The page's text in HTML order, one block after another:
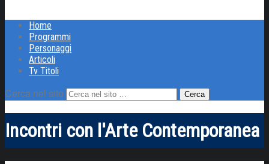
Home
Programmi
Personaggi
Articoli
Tv Titoli
Cerca nel sito
Incontri con l'Arte Contemporanea